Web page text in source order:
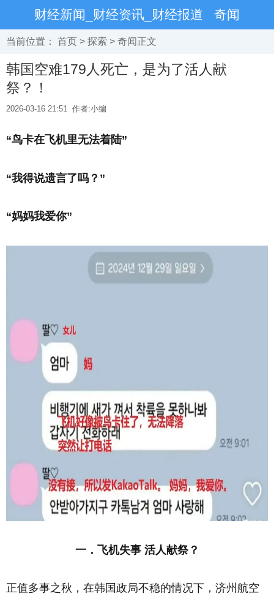
财经新闻_财经资讯_财经报道 奇闻
当前位置： 首页 > 探索 > 奇闻 正文
韩国空难179人死亡，是为了活人献
祭？！
2026-03-16 21:51 作者:小编
“鸟卡在飞机里无法着陆”
“我得说遗言了吗？”
“妈妈我爱你”
一．飞机失事 活人献祭？
正值多事之秋，在韩国政局不稳的情况下，济州航空